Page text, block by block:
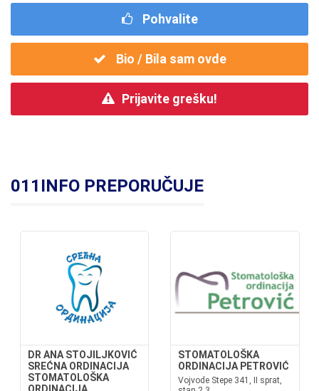
Pohvalite
Bio / Bila sam ovde
Prijavite grešku!
011INFO PREPORUČUJE
DR ANA STOJILJKOVIĆ
SREĆNA ORDINACIJA
STOMATOLOŠKA
STOMATOLOŠKA
ORDINACIJA PETROVIĆ
Vojvode Stepe 341, II sprat,